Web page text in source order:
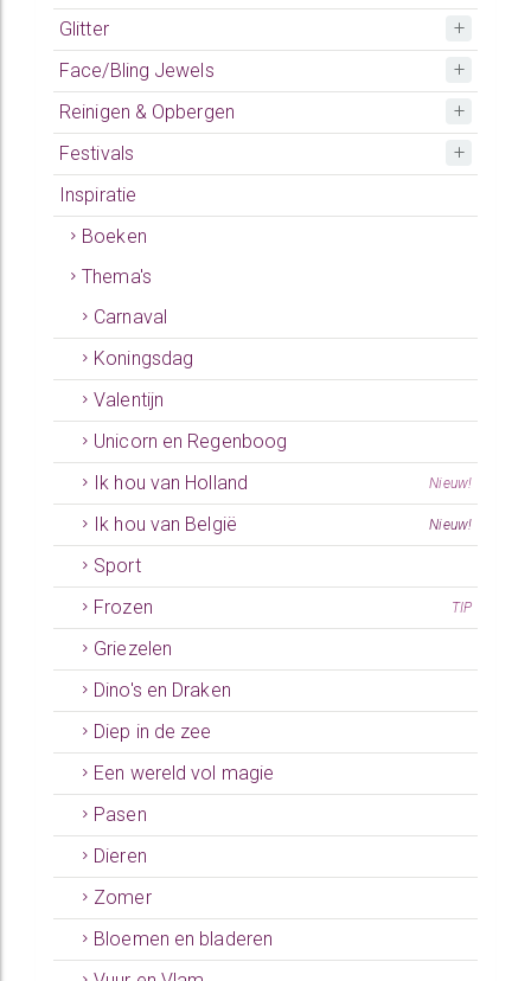
Glitter
Face/Bling Jewels
Reinigen & Opbergen
Festivals
Inspiratie
Boeken
Thema's
Carnaval
Koningsdag
Valentijn
Unicorn en Regenboog
Ik hou van Holland
Nieuw!
Ik hou van België Nieuw!
Sport
Frozen
TIP
Griezelen
Dino's en Draken
Diep in de zee
Een wereld vol magie
Pasen
Dieren
Zomer
Bloemen en bladeren